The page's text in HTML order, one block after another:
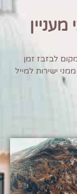
לבזבז זמן
ישירות למייל